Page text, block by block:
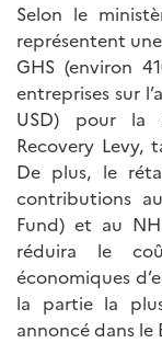
Selon le
représentent
GHS (environ
entreprises sur
USD) pour la
Recovery Levy,
De plus, le
contributions
Fund) et au
réduira le
économiques
la partie la
annoncé dans le